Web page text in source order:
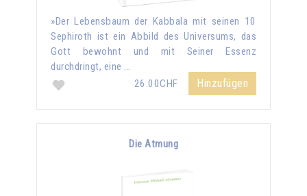
»Der Lebensbaum der Kabbala mit seinen 10
Sephiroth ist ein Abbild des Universums, das
Gott bewohnt und mit Seiner Essenz
durchdringt, eine …
26.00CHF
Hinzufügen
Die Atmung